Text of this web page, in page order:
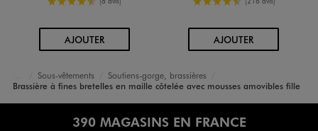
AJOUTERAU PANIER AJOUTERAU PANIER
Accueil
Fille
Sous-vêtements
Soutiens-gorge, brassières
Brassière à fines bretelles en maille côtelée avec mousses amovibles fille
390 MAGASINS EN FRANCE